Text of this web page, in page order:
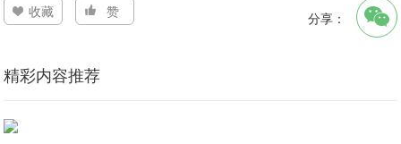
收藏 赞 分享：
精彩内容推荐